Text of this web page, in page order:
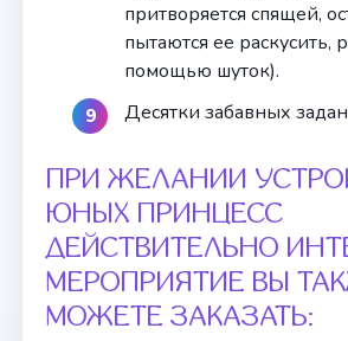
притворяется спящей,
пытаются ее раскусить,
помощью шуток).
Десятки забавных
ПРИ ЖЕЛАНИИ
ЮНЫХ ПРИНЦЕСС
ДЕЙСТВИТЕЛЬНО
МЕРОПРИЯТИЕ ВЫ
МОЖЕТЕ ЗАКАЗАТЬ: